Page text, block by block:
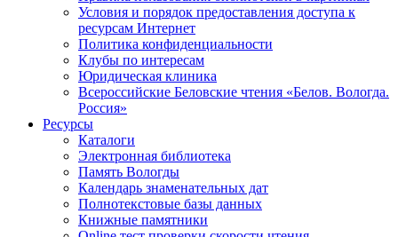
Условия и порядок предоставления доступа к
ресурсам Интернет
Политика конфиденциальности
Клубы по интересам
Юридическая клиника
Всероссийские Беловские чтения «Белов. Вологда.
Россия»
Ресурсы
Каталоги
Электронная библиотека
Память Вологды
Календарь знаменательных дат
Полнотекстовые базы данных
Книжные памятники